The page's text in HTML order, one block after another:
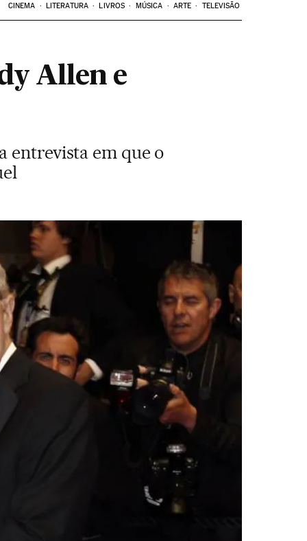
CINEMA LITERATURA LIVROS MÚSICA ARTE TELEVISÃO
Allen e
entrevista em que o